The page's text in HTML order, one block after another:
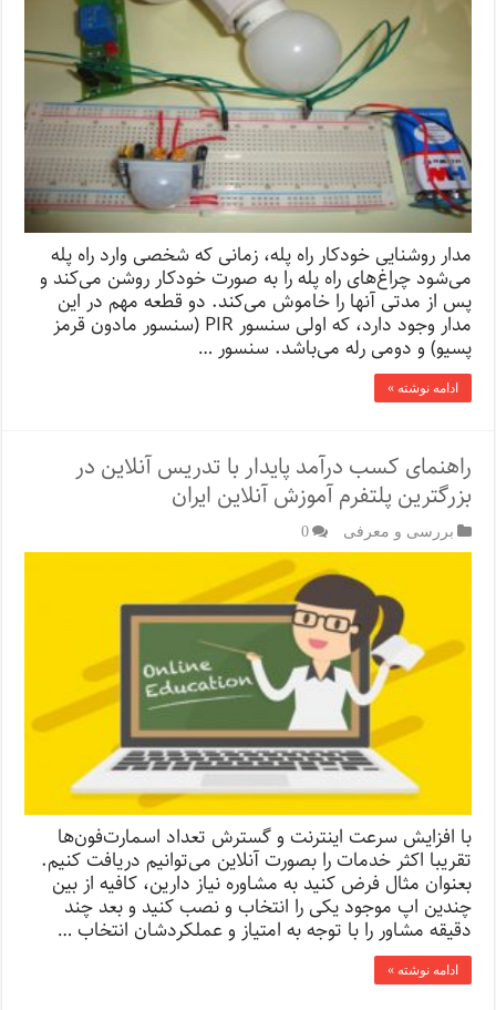
مدار روشنایی خودکار راه پله، زمانی که شخصی وارد راه پله
می‌شود چراغ‌های راه پله را به صورت خودکار روشن می‌کند و
پس از مدتی آنها را خاموش می‌کند. دو قطعه مهم در این
مدار وجود دارد، که اولی سنسور PIR (سنسور مادون قرمز
پسیو) و دومی ‌رله می‌باشد. سنسور …
ادامه نوشته »
راهنمای کسب درآمد پایدار با تدریس آنلاین در
بزرگترین پلتفرم آموزش آنلاین ایران
بررسی و معرفی 0
با افزایش سرعت اینترنت و گسترش تعداد اسمارت‌فون‌ها
تقریبا اکثر خدمات را بصورت آنلاین‌ می‌توانیم دریافت کنیم.
بعنوان مثال فرض کنید به مشاوره نیاز دارین، کافیه از بین
چندین اپ موجود یکی را انتخاب و نصب کنید و بعد چند
دقیقه مشاور را با توجه به امتیاز و عملکردشان انتخاب …
ادامه نوشته »